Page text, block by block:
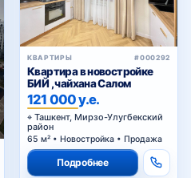
КВАРТИРЫ #000292
Квартира в новостройке
БИЙ , чайхана Салом
121 000 у.е.
Ташкент, Мирзо-Улугбекский
район
65 м² • Новостройка • Продажа
Подробнее